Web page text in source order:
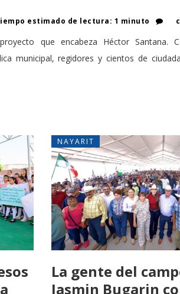
estimado de lectura: 1 minuto
que encabeza Héctor Santana.
municipal, regidores y cientos de
NAYARIT
La gente del
Jasmin Bugarin